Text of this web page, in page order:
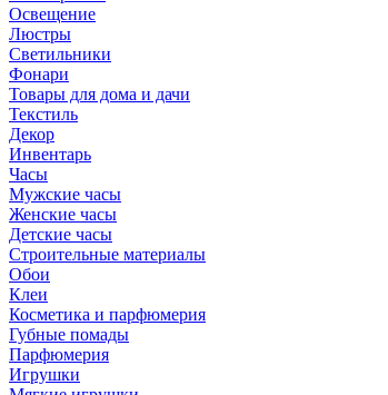
Освещение
Люстры
Светильники
Фонари
Товары для дома и дачи
Текстиль
Декор
Инвентарь
Часы
Мужские часы
Женские часы
Детские часы
Строительные материалы
Обои
Клеи
Косметика и парфюмерия
Губные помады
Парфюмерия
Игрушки